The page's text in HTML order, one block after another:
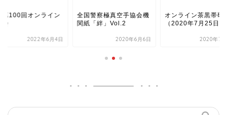
第100回オンライン
会
2022年6月4日
全国警察極真空手協会機
関紙「絆」Vol.2
2020年6月6日
オンライン茶黒帯研
（2020年7月25日）
2020年7